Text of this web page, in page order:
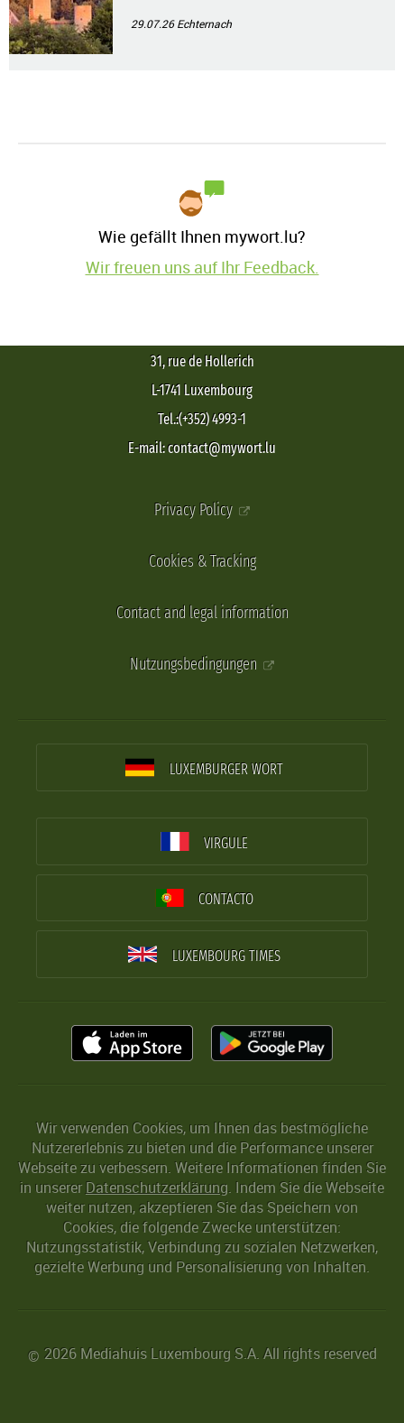
29.07.26Echternach
Wie gefällt Ihnen mywort.lu?
Wir freuen uns auf Ihr Feedback.
31, rue de Hollerich
L-1741 Luxembourg
Tel.:(+352) 4993-1
E-mail: contact@mywort.lu
Privacy Policy
Cookies & Tracking
Contact and legal information
Nutzungsbedingungen
LUXEMBURGER WORT
VIRGULE
CONTACTO
LUXEMBOURG TIMES
Wir verwenden Cookies, um Ihnen das bestmögliche
Nutzererlebnis zu bieten und die Performance unserer
Webseite zu verbessern. Weitere Informationen finden Sie
in unserer Datenschutzerklärung. Indem Sie die Webseite
weiter nutzen, akzeptieren Sie das Speichern von
Cookies, die folgende Zwecke unterstützen:
Nutzungsstatistik, Verbindung zu sozialen Netzwerken,
gezielte Werbung und Personalisierung von Inhalten.
© 2026 Mediahuis Luxembourg S.A. All rights reserved